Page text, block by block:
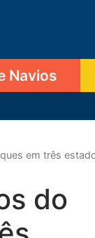
Navios
em três
do